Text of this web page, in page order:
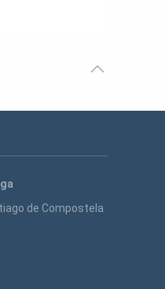
de Compostela